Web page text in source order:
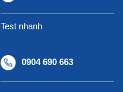
Test nhanh
0904 690 663